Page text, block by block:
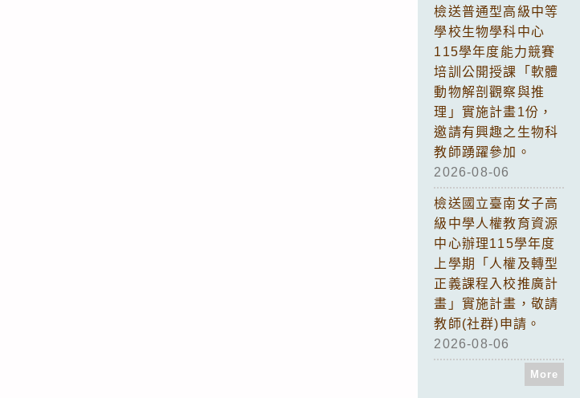
檢送普通型高級中等
學校生物學科中心
115學年度能力競賽
培訓公開授課「軟體
動物解剖觀察與推
理」實施計畫1份，
邀請有興趣之生物科
教師踴躍參加。
2026-08-06
檢送國立臺南女子高
級中學人權教育資源
中心辦理115學年度
上學期「人權及轉型
正義課程入校推廣計
畫」實施計畫，敬請
教師(社群)申請。
2026-08-06
More